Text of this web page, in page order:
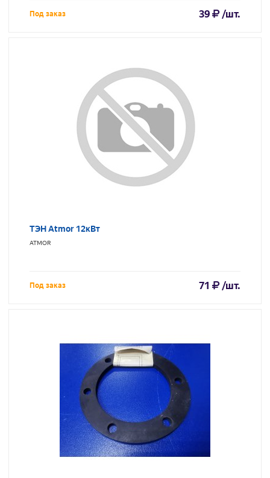
Под заказ 39 /шт.
ТЭН Atmor 12кВт
ATMOR
Под заказ 71 /шт.